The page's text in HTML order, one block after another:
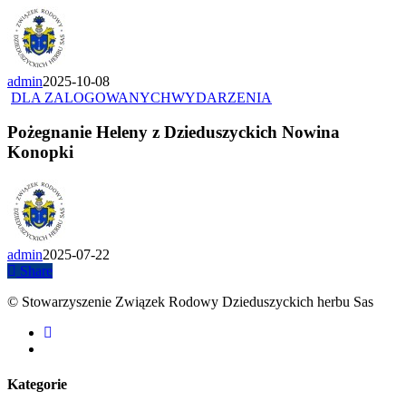
admin2025-10-08
DLA ZALOGOWANYCHWYDARZENIA
Pożegnanie Heleny z Dzieduszyckich Nowina
Konopki
admin2025-07-22
Share
© Stowarzyszenie Związek Rodowy Dzieduszyckich herbu Sas
facebook
Kategorie